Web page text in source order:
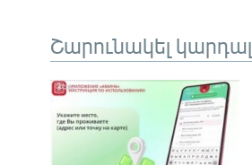
Շարունակել կարդալ